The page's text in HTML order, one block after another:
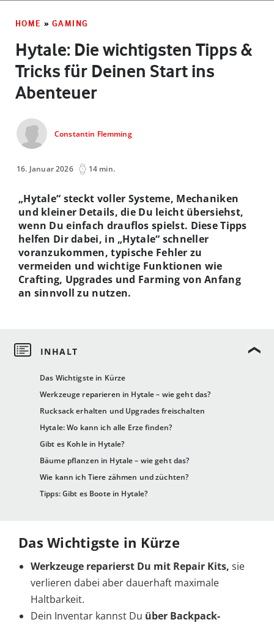
HOME » GAMING
Hytale: Die wichtigsten Tipps &
Tricks für Deinen Start ins
Abenteuer
Constantin Flemming
16. Januar 2026 14 min.
Das Wichtigste in Kürze
Werkzeuge reparieren in Hytale – wie geht das?
Rucksack erhalten und Upgrades freischalten
Hytale: Wo kann ich alle Erze finden?
Gibt es Kohle in Hytale?
Bäume pflanzen in Hytale – wie geht das?
Wie kann ich Tiere zähmen und züchten?
Tipps: Gibt es Boote in Hytale?
„Hytale“ steckt voller Systeme, Mechaniken
und kleiner Details, die Du leicht übersiehst,
wenn Du einfach drauflos spielst. Diese Tipps
helfen Dir dabei, in „Hytale“ schneller
voranzukommen, typische Fehler zu
vermeiden und wichtige Funktionen wie
Crafting, Upgrades und Farming von Anfang
an sinnvoll zu nutzen.
Das Wichtigste in Kürze
Werkzeuge reparierst Du mit Repair Kits, sie
verlieren dabei aber dauerhaft maximale
Haltbarkeit.
Dein Inventar kannst Du über Backpack-